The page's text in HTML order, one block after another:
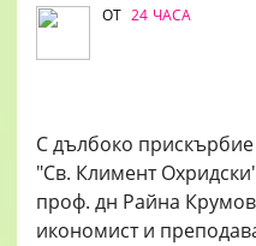
ОТ 24 ЧАСА
С дълбоко
"Св. Климент
проф. дн Райна
икономист и